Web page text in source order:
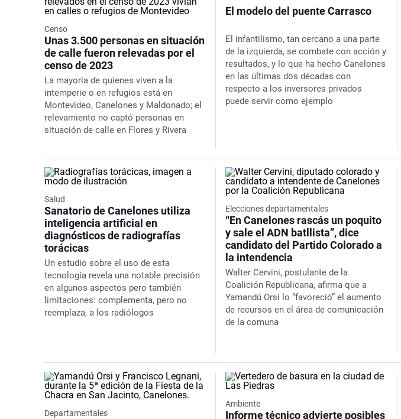
Censo
Unas 3.500 personas en situación
de calle fueron relevadas por el
censo de 2023
La mayoría de quienes viven a la
intemperie o en refugios está en
Montevideo, Canelones y Maldonado; el
relevamiento no captó personas en
situación de calle en Flores y Rivera
El modelo del puente Carrasco
El infantilismo, tan cercano a una parte
de la izquierda, se combate con acción y
resultados, y lo que ha hecho Canelones
en las últimas dos décadas con
respecto a los inversores privados
puede servir como ejemplo
Salud
Sanatorio de Canelones utiliza
inteligencia artificial en
diagnósticos de radiografías
torácicas
Un estudio sobre el uso de esta
tecnología revela una notable precisión
en algunos aspectos pero también
limitaciones: complementa, pero no
reemplaza, a los radiólogos
Elecciones departamentales
“En Canelones rascás un poquito
y sale el ADN batllista”, dice
candidato del Partido Colorado a
la intendencia
Walter Cervini, postulante de la
Coalición Republicana, afirma que a
Yamandú Orsi lo “favoreció” el aumento
de recursos en el área de comunicación
de la comuna
Departamentales
Ambiente
Informe técnico advierte posibles